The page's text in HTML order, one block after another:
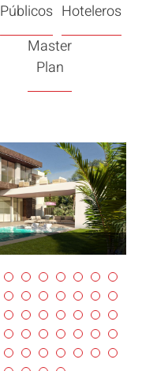
Públicos Hoteleros
Master
Plan